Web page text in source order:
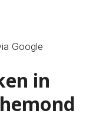
Google
in